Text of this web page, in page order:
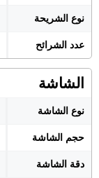
نوع الشريحة
عدد الشرائح
الشاشة
نوع الشاشة
حجم الشاشة
دقة الشاشة